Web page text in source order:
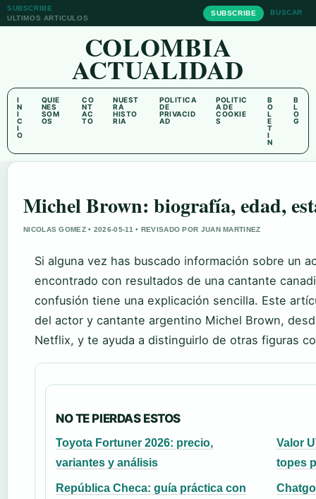
SUBSCRIBE
ULTIMOS ARTICULOS
SUBSCRIBE BUSCAR
COLOMBIA
ACTUALIDAD
I
N
I
C
I
O
QUIE
NES
SOM
OS
CO
NT
AC
TO
NUEST
RA
HISTO
RIA
POLITICA
DE
PRIVACID
AD
POLITIC
A DE
COOKIE
S
B
O
L
E
T
I
N
B
L
O
G
Michel Brown: biografía, edad,
NICOLAS GOMEZ • 2026-05-11 • REVISADO POR JUAN MARTINEZ
Si alguna vez has buscado información sobre un
encontrado con resultados de una cantante
confusión tiene una explicación sencilla. Este
del actor y cantante argentino Michel Brown,
Netflix, y te ayuda a distinguirlo de otras figuras
NO TE PIERDAS ESTOS
Toyota Fortuner 2026: precio,
variantes y análisis
Valor
topes
República Checa: guía práctica con